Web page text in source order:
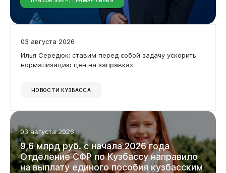
03 августа 2026
Илья Середюк: ставим перед собой задачу ускорить
нормализацию цен на заправках
НОВОСТИ КУЗБАССА
03 августа 2026
9,6млрдруб.сначала2026года
ОтделениеСФРпоКузбассунаправило
навыплатуединогопособия кузбасским